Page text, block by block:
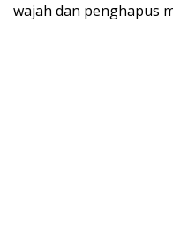
wajah dan penghapus